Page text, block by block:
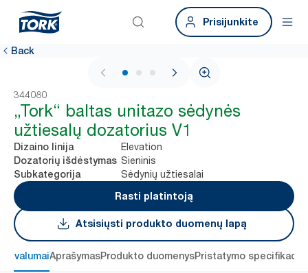
Prisijunkite
Back
1 / 3
344080
„Tork“ baltas unitazo sėdynės
užtiesalų dozatorius V1
Dizaino linija Elevation
Dozatorių išdėstymas Sieninis
Subkategorija
Sėdynių užtiesalai
Rasti platintoją
Atsisiųsti produkto duomenų lapą
AprašymasProdukto duomenysPristatymo